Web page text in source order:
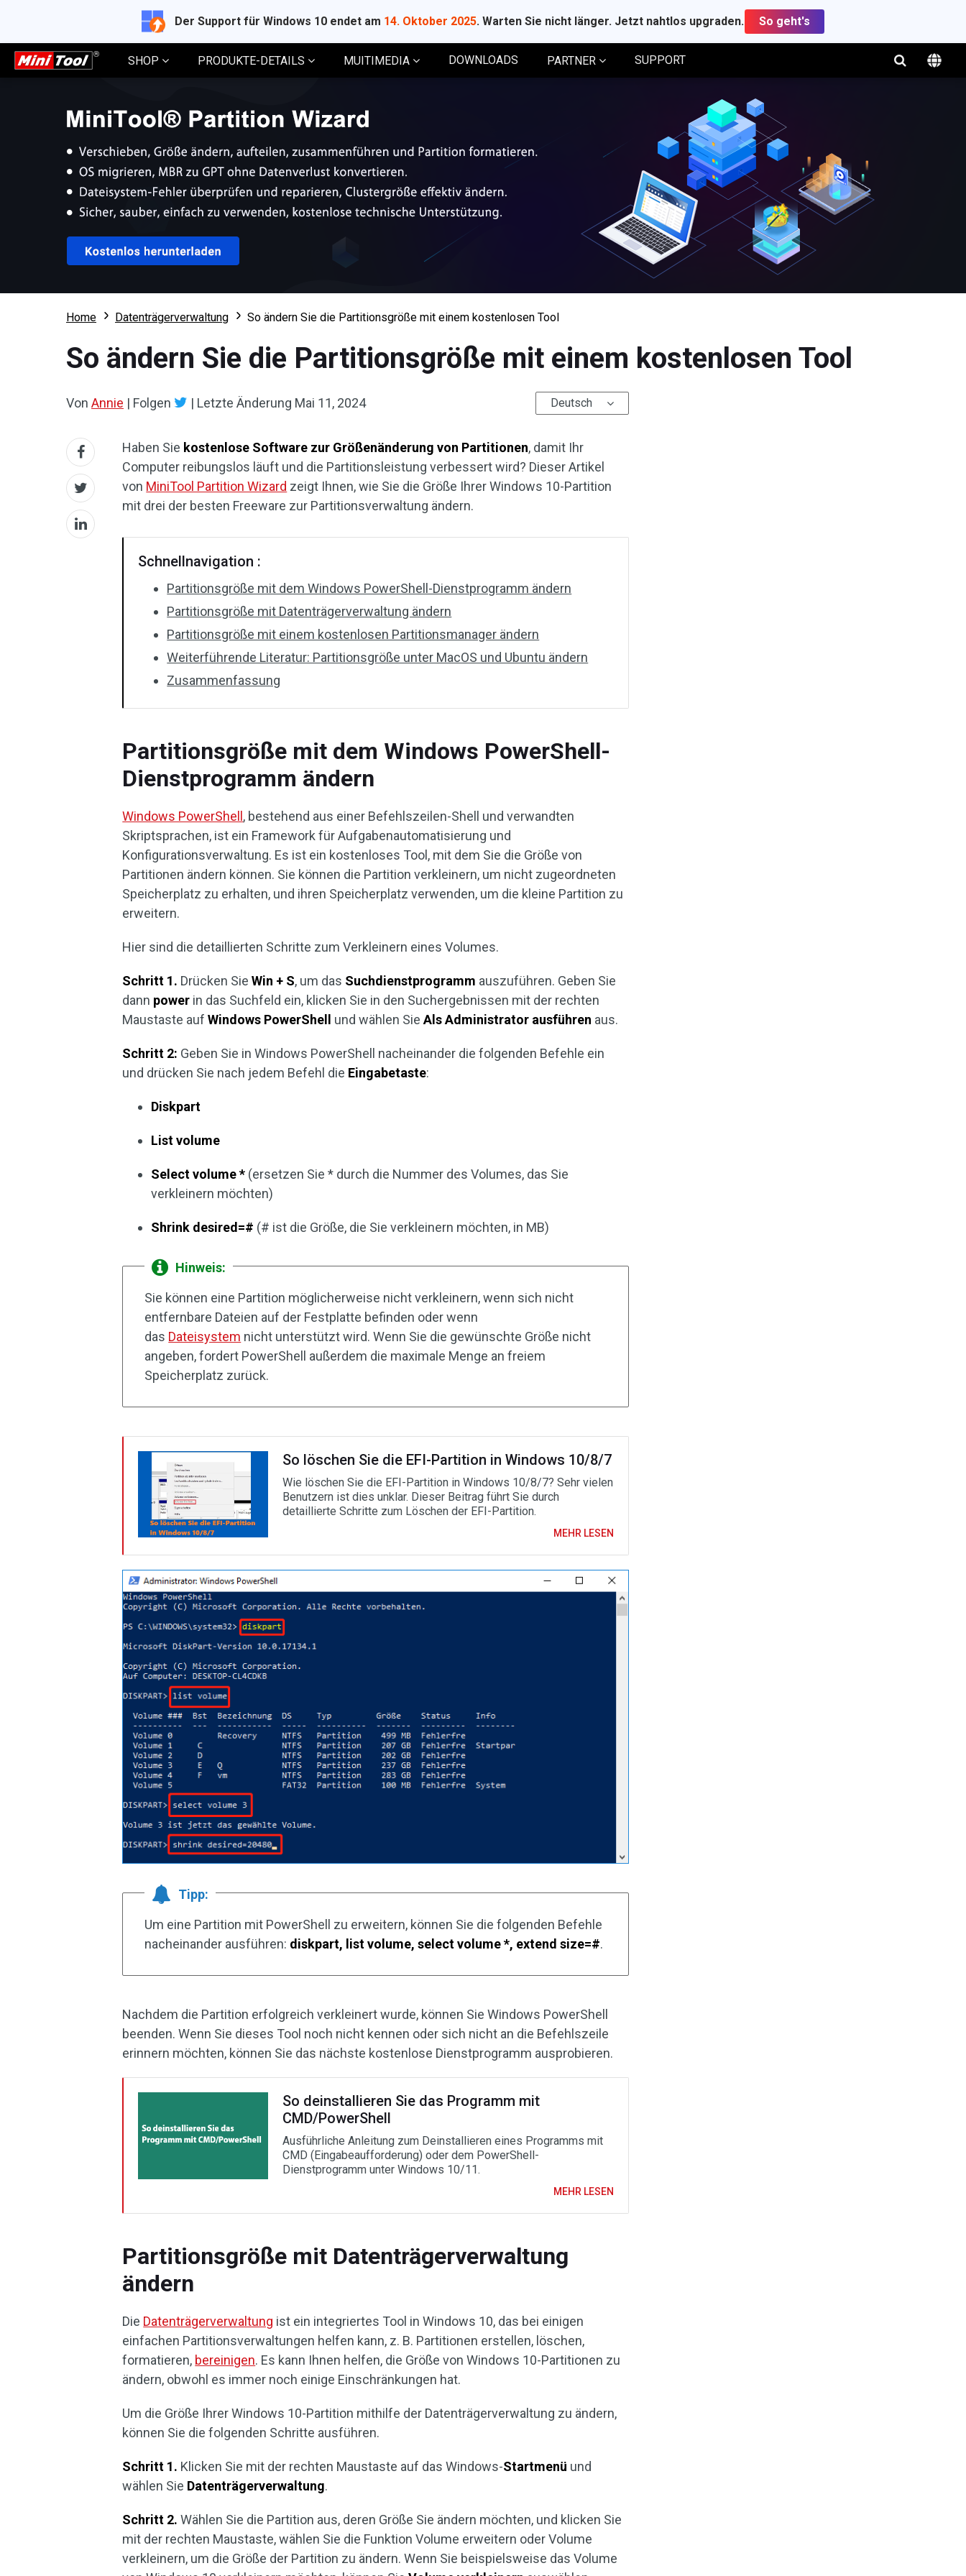
Der Support für Windows 10 endet am 14. Oktober 2025. Warten Sie nicht länger. Jetzt nahtlos upgraden. So geht's
SHOP PRODUKTE-DETAILS MUITIMEDIA DOWNLOADS PARTNER SUPPORT
Home Datenträgerverwaltung So ändern Sie die Partitionsgröße mit einem kostenlosen Tool
So ändern Sie die Partitionsgröße mit einem kostenlosen Tool
Von Annie | Folgen | Letzte Änderung Mai 11, 2024 Deutsch
Haben Sie kostenlose Software zur Größenänderung von Partitionen, damit Ihr
Computer reibungslos läuft und die Partitionsleistung verbessert wird? Dieser Artikel
von MiniTool Partition Wizard zeigt Ihnen, wie Sie die Größe Ihrer Windows 10-Partition
mit drei der besten Freeware zur Partitionsverwaltung ändern.
Schnellnavigation :
Partitionsgröße mit dem Windows PowerShell-Dienstprogramm ändern
Partitionsgröße mit Datenträgerverwaltung ändern
Partitionsgröße mit einem kostenlosen Partitionsmanager ändern
Weiterführende Literatur: Partitionsgröße unter MacOS und Ubuntu ändern
Zusammenfassung
Partitionsgröße mit dem Windows PowerShell-
Dienstprogramm ändern
Windows PowerShell , bestehend aus einer Befehlszeilen-Shell und verwandten
Skriptsprachen, ist ein Framework für Aufgabenautomatisierung und
Konfigurationsverwaltung. Es ist ein kostenloses Tool, mit dem Sie die Größe von
Partitionen ändern können. Sie können die Partition verkleinern, um nicht zugeordneten
Speicherplatz zu erhalten, und ihren Speicherplatz verwenden, um die kleine Partition zu
erweitern.
Hier sind die detaillierten Schritte zum Verkleinern eines Volumes.
Schritt 1. Drücken SieWin + S, um das Suchdienstprogramm auszuführen. Geben Sie
dann power in das Suchfeld ein, klicken Sie in den Suchergebnissen mit der rechten
Maustaste aufWindows PowerShell und wählen SieAls Administrator ausführen aus.
Schritt 2: Geben Sie in Windows PowerShell nacheinander die folgenden Befehle ein
und drücken Sie nach jedem Befehl die Eingabetaste:
Diskpart
List volume
Select volume * (ersetzen Sie * durch die Nummer des Volumes, das Sie
verkleinern möchten)
Shrink desired=# (# ist die Größe, die Sie verkleinern möchten, in MB)
Hinweis:
Sie können eine Partition möglicherweise nicht verkleinern, wenn sich nicht
entfernbare Dateien auf der Festplatte befinden oder wenn
das Dateisystem nicht unterstützt wird. Wenn Sie die gewünschte Größe nicht
angeben, fordert PowerShell außerdem die maximale Menge an freiem
Speicherplatz zurück.
So löschen Sie die EFI-Partition in Windows 10/8/7
Wie löschen Sie die EFI-Partition in Windows 10/8/7? Sehr vielen
Benutzern ist dies unklar. Dieser Beitrag führt Sie durch
detaillierte Schritte zum Löschen der EFI-Partition.
MEHR LESEN
Tipp:
Um eine Partition mit PowerShell zu erweitern, können Sie die folgenden Befehle
nacheinander ausführen: diskpart, list volume, select volume *, extend size=#.
Nachdem die Partition erfolgreich verkleinert wurde, können Sie Windows PowerShell
beenden. Wenn Sie dieses Tool noch nicht kennen oder sich nicht an die Befehlszeile
erinnern möchten, können Sie das nächste kostenlose Dienstprogramm ausprobieren.
So deinstallieren Sie das Programm mit
CMD/PowerShell
Ausführliche Anleitung zum Deinstallieren eines Programms mit
CMD (Eingabeaufforderung) oder dem PowerShell-
Dienstprogramm unter Windows 10/11.
MEHR LESEN
Partitionsgröße mit Datenträgerverwaltung
ändern
Die Datenträgerverwaltung ist ein integriertes Tool in Windows 10, das bei einigen
einfachen Partitionsverwaltungen helfen kann, z. B. Partitionen erstellen, löschen,
formatieren, bereinigen. Es kann Ihnen helfen, die Größe von Windows 10-Partitionen zu
ändern, obwohl es immer noch einige Einschränkungen hat.
Um die Größe Ihrer Windows 10-Partition mithilfe der Datenträgerverwaltung zu ändern,
können Sie die folgenden Schritte ausführen.
Schritt 1. Klicken Sie mit der rechten Maustaste auf das Windows-Startmenü und
wählen Sie Datenträgerverwaltung.
Schritt 2. Wählen Sie die Partition aus, deren Größe Sie ändern möchten, und klicken Sie
mit der rechten Maustaste, wählen Sie die Funktion Volume erweitern oder Volume
verkleinern, um die Größe der Partition zu ändern. Wenn Sie beispielsweise das Volume